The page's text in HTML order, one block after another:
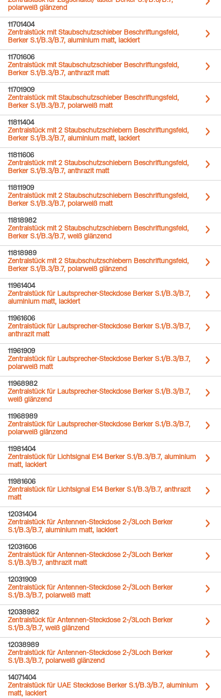
polarweiß glänzend
11701404
Zentralstück mit Staubschutzschieber Beschriftungsfeld,
Berker S.1/B.3/B.7, aluminium matt, lackiert
11701606
Zentralstück mit Staubschutzschieber Beschriftungsfeld,
Berker S.1/B.3/B.7, anthrazit matt
11701909
Zentralstück mit Staubschutzschieber Beschriftungsfeld,
Berker S.1/B.3/B.7, polarweiß matt
11811404
Zentralstück mit 2 Staubschutzschiebern Beschriftungsfeld,
Berker S.1/B.3/B.7, aluminium matt, lackiert
11811606
Zentralstück mit 2 Staubschutzschiebern Beschriftungsfeld,
Berker S.1/B.3/B.7, anthrazit matt
11811909
Zentralstück mit 2 Staubschutzschiebern Beschriftungsfeld,
Berker S.1/B.3/B.7, polarweiß matt
11818982
Zentralstück mit 2 Staubschutzschiebern Beschriftungsfeld,
Berker S.1/B.3/B.7, weiß glänzend
11818989
Zentralstück mit 2 Staubschutzschiebern Beschriftungsfeld,
Berker S.1/B.3/B.7, polarweiß glänzend
11961404
Zentralstück für Lautsprecher-Steckdose Berker S.1/B.3/B.7,
aluminium matt, lackiert
11961606
Zentralstück für Lautsprecher-Steckdose Berker S.1/B.3/B.7,
anthrazit matt
11961909
Zentralstück für Lautsprecher-Steckdose Berker S.1/B.3/B.7,
polarweiß matt
11968982
Zentralstück für Lautsprecher-Steckdose Berker S.1/B.3/B.7,
weiß glänzend
11968989
Zentralstück für Lautsprecher-Steckdose Berker S.1/B.3/B.7,
polarweiß glänzend
11981404
Zentralstück für Lichtsignal E14 Berker S.1/B.3/B.7, aluminium
matt, lackiert
11981606
Zentralstück für Lichtsignal E14 Berker S.1/B.3/B.7, anthrazit
matt
12031404
Zentralstück für Antennen-Steckdose 2-/3Loch Berker
S.1/B.3/B.7, aluminium matt, lackiert
12031606
Zentralstück für Antennen-Steckdose 2-/3Loch Berker
S.1/B.3/B.7, anthrazit matt
12031909
Zentralstück für Antennen-Steckdose 2-/3Loch Berker
S.1/B.3/B.7, polarweiß matt
12038982
Zentralstück für Antennen-Steckdose 2-/3Loch Berker
S.1/B.3/B.7, weiß glänzend
12038989
Zentralstück für Antennen-Steckdose 2-/3Loch Berker
S.1/B.3/B.7, polarweiß glänzend
14071404
Zentralstück für UAE Steckdose Berker S.1/B.3/B.7, aluminium
matt, lackiert